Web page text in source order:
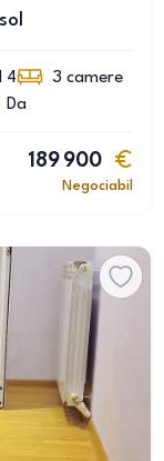
4 3 camere
Da
189 900
Negociabil